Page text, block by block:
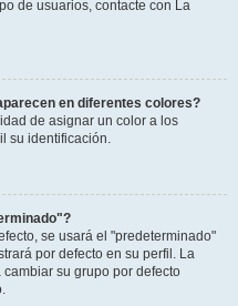
de usuarios, contacte con La
en diferentes colores?
de asignar un color a los
su identificación.
se usará el "predeterminado"
por defecto en su perfil. La
su grupo por defecto